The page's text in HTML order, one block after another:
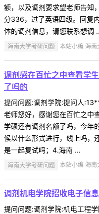
额，以及调剂要求望老师告知
分336，过了英语四级。回复
体的调剂信息，请您联系想调
海南大学考研问题 本站小编 海
调剂感在百忙之中查看学
了吗的
提问问题:调剂学院:提问人
老师您好，感谢您在百忙之中
学硕还有调剂名额了吗，今年
候以什么形式进行，线上吗，
是一起复试吗；4.海南 ...
海南大学考研问题 本站小编 海
调剂机电学院招收电子信
提问问题:调剂学院:机电工程